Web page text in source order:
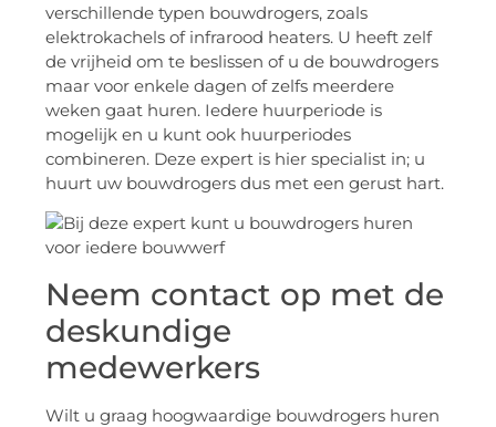
verschillende typen bouwdrogers, zoals
elektrokachels of infrarood heaters. U heeft zelf
de vrijheid om te beslissen of u de bouwdrogers
maar voor enkele dagen of zelfs meerdere
weken gaat huren. Iedere huurperiode is
mogelijk en u kunt ook huurperiodes
combineren. Deze expert is hier specialist in; u
huurt uw bouwdrogers dus met een gerust hart.
Neem contact op met de
deskundige
medewerkers
Wilt u graag hoogwaardige bouwdrogers huren